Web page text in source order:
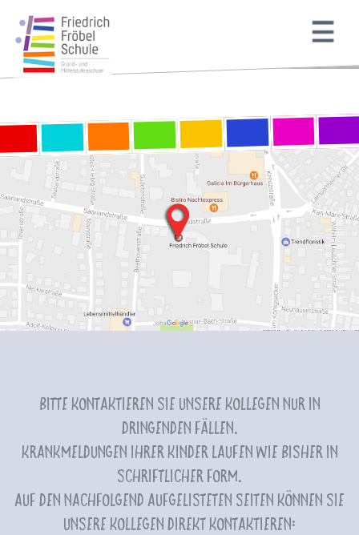
Bitte kontaktieren Sie unsere Kollegen nur in
dringenden Fällen.
Krankmeldungen Ihrer Kinder laufen wie bisher in
schriftlicher Form.
Auf den nachfolgend aufgelisteten Seiten können Sie
unsere Kollegen direkt kontaktieren: